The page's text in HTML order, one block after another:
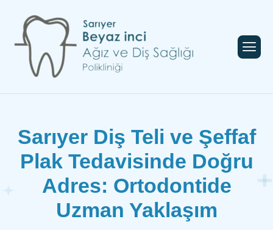
Sarıyer Diş Teli ve Şeffaf
Plak Tedavisinde Doğru
Adres: Ortodontide
Uzman Yaklaşım